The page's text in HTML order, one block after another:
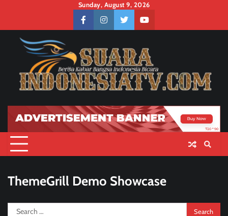
content
Sunday, August 9, 2026
facebookinstagramtwitteryoutube
ThemeGrill Demo Showcase
Search